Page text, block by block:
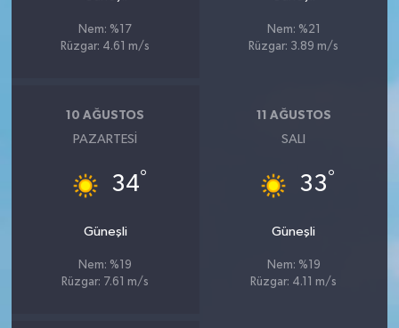
Nem: %17
Rüzgar: 4.61 m/s
Nem: %21
Rüzgar: 3.89 m/s
10 AĞUSTOS
PAZARTESI
34°
Güneşli
Nem: %19
Rüzgar: 7.61 m/s
11 AĞUSTOS
SALI
33°
Güneşli
Nem: %19
Rüzgar: 4.11 m/s